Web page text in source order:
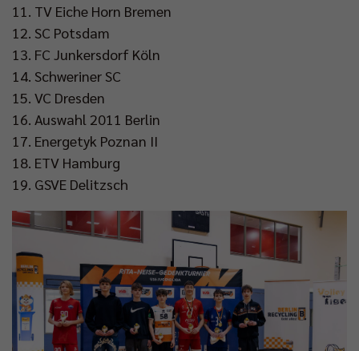
11. ⁠TV Eiche Horn Bremen
12. ⁠SC Potsdam
13. ⁠FC Junkersdorf Köln
14. ⁠Schweriner SC
15. ⁠VC Dresden
16. ⁠Auswahl 2011 Berlin
17. ⁠Energetyk Poznan II
18. ⁠ETV Hamburg
19. ⁠GSVE Delitzsch